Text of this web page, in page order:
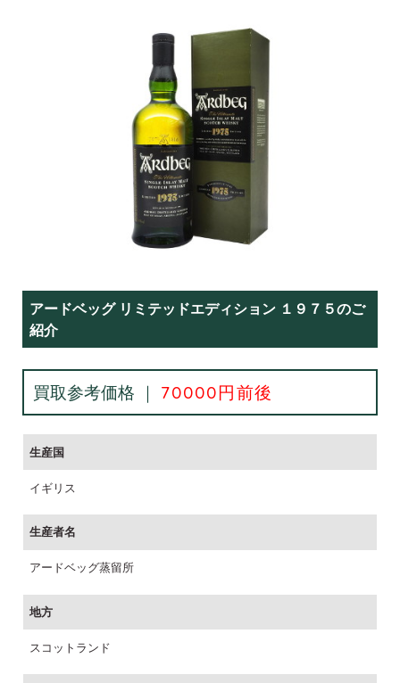
アードベッグ リミテッドエディション １９７５のご
紹介
買取参考価格 ｜ 70000円前後
生産国
イギリス
生産者名
アードベッグ蒸留所
地方
スコットランド